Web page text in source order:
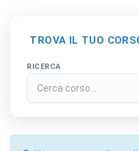
TROVA IL TUO
RICERCA